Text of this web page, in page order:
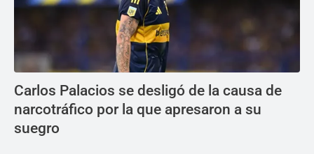
Carlos Palacios se desligó de la causa de
narcotráfico por la que apresaron a su
suegro